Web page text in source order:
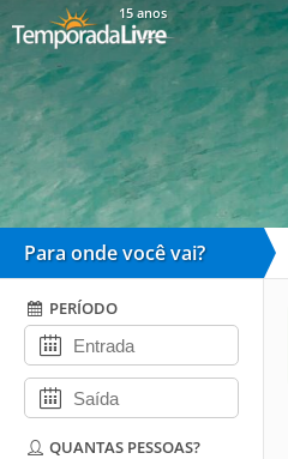
15 anos
Para onde você vai?
PERÍODO
QUANTAS PESSOAS?